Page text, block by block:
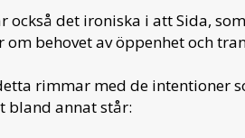
också det ironiska i att Sida,
behovet av öppenhet och
rimmar med de intentioner
bland annat står: